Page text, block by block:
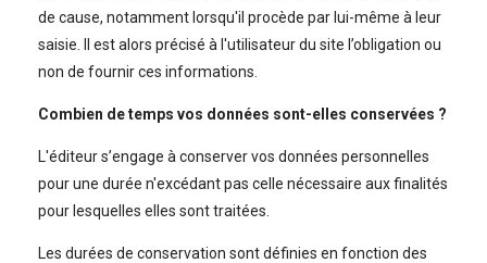
de cause, notamment lorsqu'il procède par lui-même à leur
saisie. Il est alors précisé à l'utilisateur du site l’obligation ou
non de fournir ces informations.
Combien de temps vos données sont-elles conservées ?
L'éditeur s’engage à conserver vos données personnelles
pour une durée n'excédant pas celle nécessaire aux finalités
pour lesquelles elles sont traitées.
Les durées de conservation sont définies en fonction des